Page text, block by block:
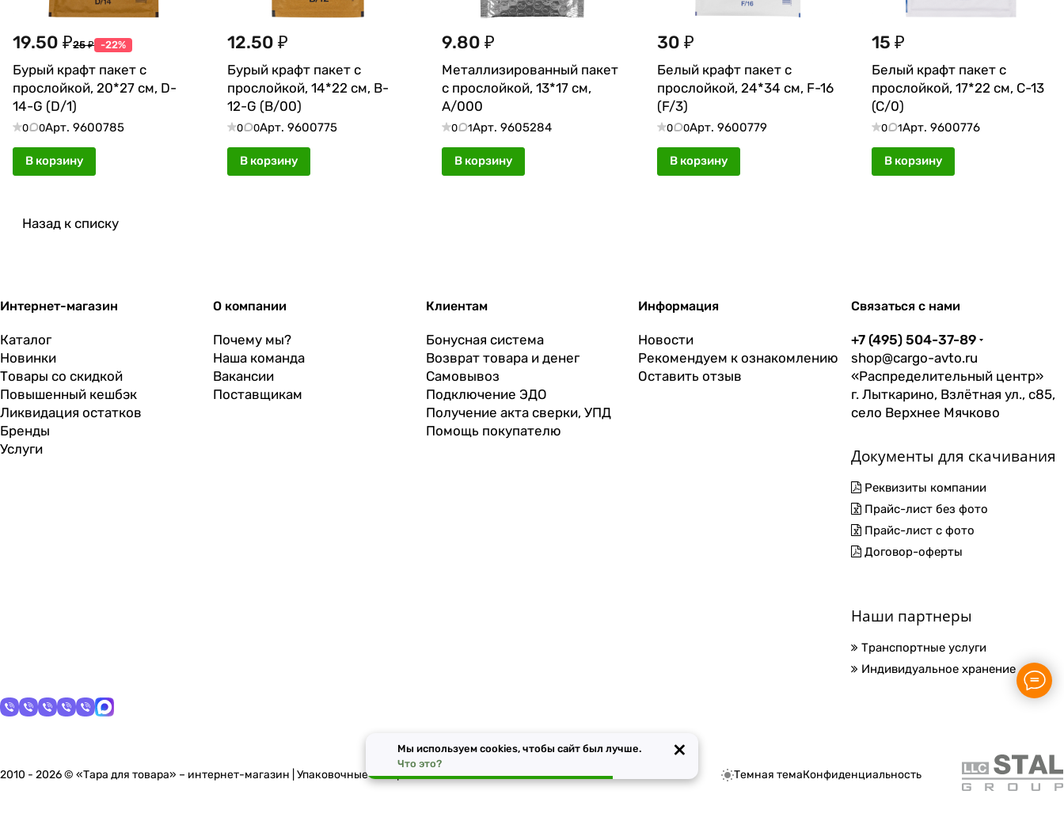
19.50 ₽25 ₽ -22%
Бурый крафт пакет с
прослойкой, 20*27 см, D-
14-G (D/1)
0 0Арт. 9600785
В корзину
12.50 ₽
Бурый крафт пакет с
прослойкой, 14*22 см, B-
12-G (В/00)
0 0Арт.9600775
В корзину
9.80 ₽
Металлизированный пакет
с прослойкой, 13*17 см,
А/000
0 1Арт.9605284
В корзину
30 ₽
Белый крафт пакет с
прослойкой, 24*34 см, F-16
(F/3)
0 0Арт. 9600779
В корзину
15 ₽
Белый крафт пакет с
прослойкой, 17*22 см, C-13
(С/0)
0 1Арт. 9600776
В корзину
Назад к списку
Интернет-магазин
Каталог
Новинки
Товары со скидкой
Повышенный кешбэк
Ликвидация остатков
Бренды
Услуги
О компании
Почему мы?
Наша команда
Вакансии
Поставщикам
Клиентам
Бонусная система
Возврат товара и денег
Самовывоз
Подключение ЭДО
Получение акта сверки, УПД
Помощь покупателю
Информация
Новости
Рекомендуем к ознакомлению
Оставить отзыв
Связаться с нами
+7 (495) 504-37-89
shop@cargo-avto.ru
«Распределительный центр»
г. Лыткарино, Взлётная ул., с85,
село Верхнее Мячково
Документы для скачивания
Реквизиты компании
Прайс-лист без фото
Прайс-лист с фото
Договор-оферты
Наши партнеры
Транспортные услуги
Индивидуальное хранение
2010 - 2026 © «Тара для товара» – интернет-магазин | Упаковочные материалы в Москве Темная темаКонфиденциальность
Мы используем cookies, чтобы сайт был лучше.
Что это?
×